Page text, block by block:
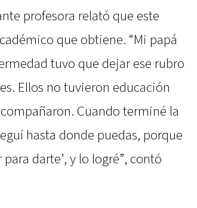
profesora relató que este
que obtiene. “Mi papá
tuvo que dejar ese rubro
Ellos no tuvieron educación
Cuando terminé la
hasta donde puedas, porque
darte’, y lo logré”, contó